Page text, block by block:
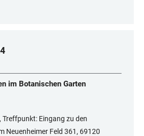
im Botanischen Garten
Eingang zu den
Neuenheimer Feld 361, 69120